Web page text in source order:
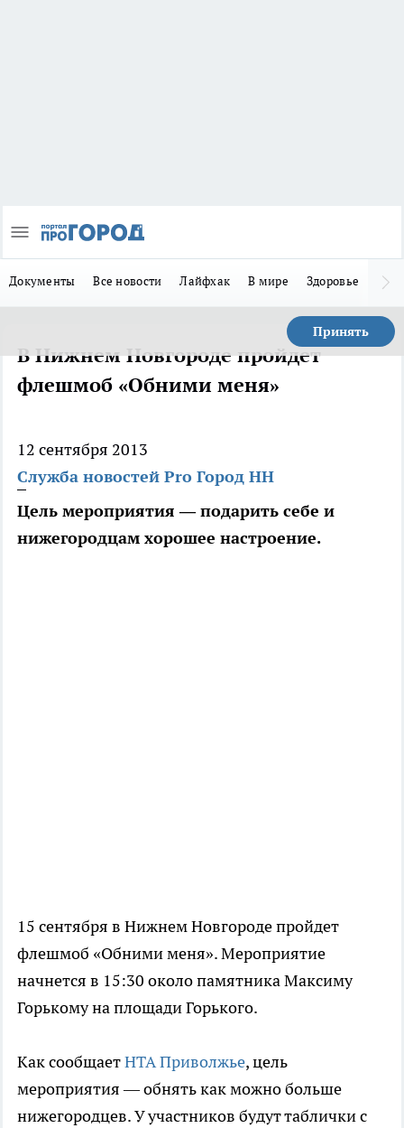
Документы Все новости Лайфхак В мире Здоровье
Принять
В Нижнем Новгороде пройдет
флешмоб «Обними меня»
12 сентября 2013
Служба новостей Pro Город НН
Цель мероприятия — подарить себе и
нижегородцам хорошее настроение.
15 сентября в Нижнем Новгороде пройдет
флешмоб «Обними меня». Мероприятие
начнется в 15:30 около памятника Максиму
Горькому на площади Горького.
Как сообщаетНТА Приволжье, цель
мероприятия — обнять как можно больше
нижегородцев. У участников будут таблички с